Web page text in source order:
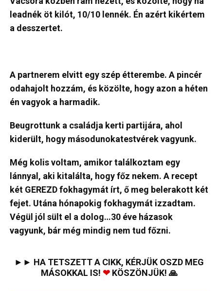
leadnék öt kilót, 10/10 lennék. Én azért kikértem
a desszertet.
A partnerem elvitt egy szép étterembe. A pincér
odahajolt hozzám, és közölte, hogy azon a héten
én vagyok a harmadik.
Beugrottunk a családja kerti partijára, ahol
kiderült, hogy másodunokatestvérek vagyunk.
Még kolis voltam, amikor találkoztam egy
lánnyal, aki kitalálta, hogy főz nekem. A recept
két GEREZD fokhagymát írt, ő meg belerakott két
fejet. Utána hónapokig fokhagymát izzadtam.
Végül jól sült el a dolog…30 éve házasok
vagyunk, bár még mindig nem tud főzni.
►► HA TETSZETT A CIKK, KÉRJÜK OSZD MEG
MÁSOKKAL IS! ❤KÖSZÖNJÜK! 🙏